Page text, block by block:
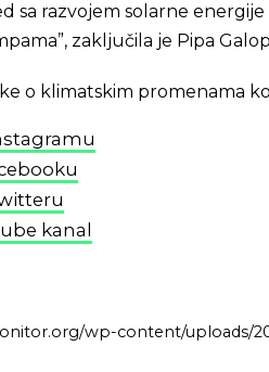
sa razvojem solarne
zaključila je Pipa
o klimatskim promenama
kanal
wp-content/uploads/